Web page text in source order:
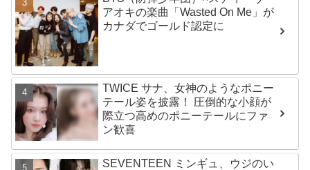
アオキの楽曲「Wasted On Me」が
カナダでゴールド認定に
TWICE サナ、女神のようなポニー
テール姿を披露！ 圧倒的な小顔が
際立つ高めのポニーテールにファ
ン歓喜
SEVENTEEN ミンギュ、ウジのい